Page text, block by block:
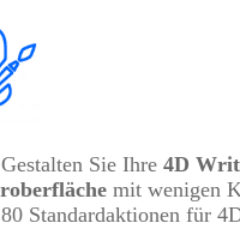
Gestalten Sie Ihre 4D
mit wenigen
Standardaktionen für